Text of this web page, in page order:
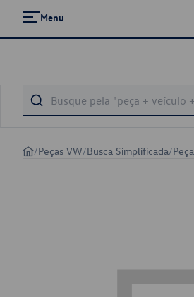
Menu
/Peças VW/Busca Simplificada/